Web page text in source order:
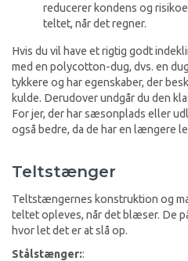
reducerer kondens og
teltet, når det regner.
Hvis du vil have et rigtig godt
med en polycotton-dug, dvs. en
tykkere og har egenskaber, der
kulde. Derudover undgår du den
For jer, der har sæsonplads eller
også bedre, da de har en længere
Teltstænger
Teltstængernes konstruktion og
teltet opleves, når det blæser. De
hvor let det er at slå op.
Stålstænger::